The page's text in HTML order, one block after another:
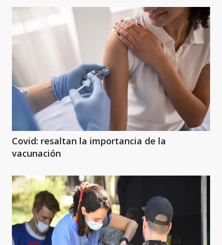
Covid: resaltan la importancia de la
vacunación